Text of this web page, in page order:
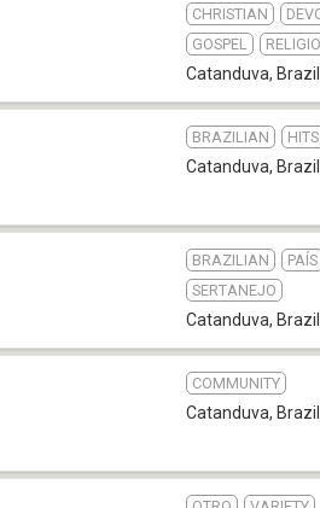
CHRISTIAN
GOSPEL
Catanduva, Brazil
BRAZILIAN HITS
Catanduva, Brazil
BRAZILIAN PAÍS
SERTANEJO
Catanduva, Brazil
COMMUNITY
Catanduva, Brazil